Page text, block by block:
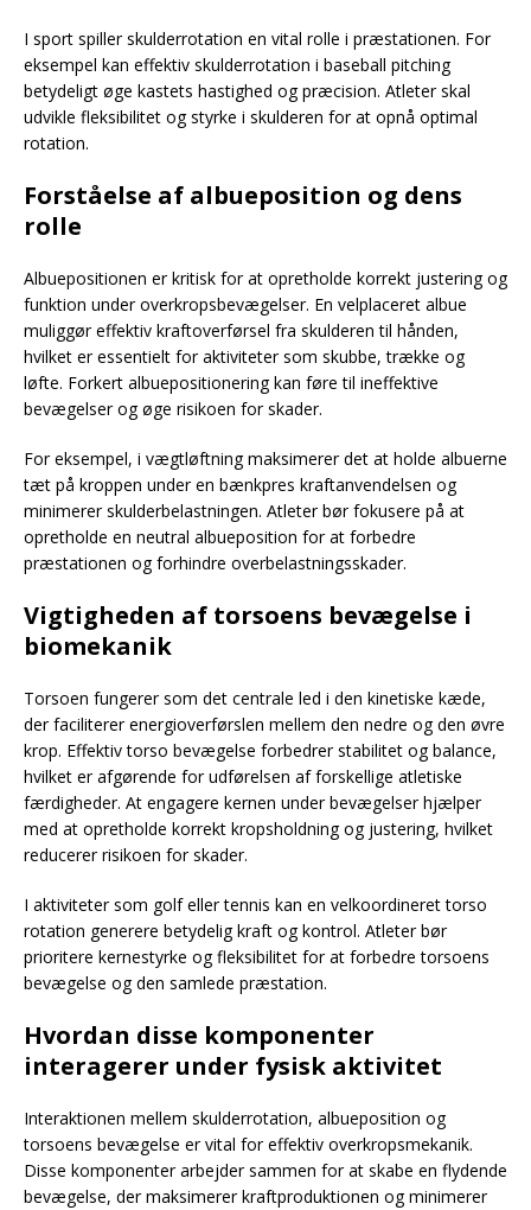
I sport spiller skulderrotation en vital rolle i præstationen. For
eksempel kan effektiv skulderrotation i baseball pitching
betydeligt øge kastets hastighed og præcision. Atleter skal
udvikle fleksibilitet og styrke i skulderen for at opnå optimal
rotation.
Forståelse af albueposition og dens
rolle
Albuepositionen er kritisk for at opretholde korrekt justering og
funktion under overkropsbevægelser. En velplaceret albue
muliggør effektiv kraftoverførsel fra skulderen til hånden,
hvilket er essentielt for aktiviteter som skubbe, trække og
løfte. Forkert albuepositionering kan føre til ineffektive
bevægelser og øge risikoen for skader.
For eksempel, i vægtløftning maksimerer det at holde albuerne
tæt på kroppen under en bænkpres kraftanvendelsen og
minimerer skulderbelastningen. Atleter bør fokusere på at
opretholde en neutral albueposition for at forbedre
præstationen og forhindre overbelastningsskader.
Vigtigheden af torsoens bevægelse i
biomekanik
Torsoen fungerer som det centrale led i den kinetiske kæde,
der faciliterer energioverførslen mellem den nedre og den øvre
krop. Effektiv torso bevægelse forbedrer stabilitet og balance,
hvilket er afgørende for udførelsen af forskellige atletiske
færdigheder. At engagere kernen under bevægelser hjælper
med at opretholde korrekt kropsholdning og justering, hvilket
reducerer risikoen for skader.
I aktiviteter som golf eller tennis kan en velkoordineret torso
rotation generere betydelig kraft og kontrol. Atleter bør
prioritere kernestyrke og fleksibilitet for at forbedre torsoens
bevægelse og den samlede præstation.
Hvordan disse komponenter
interagerer under fysisk aktivitet
Interaktionen mellem skulderrotation, albueposition og
torsoens bevægelse er vital for effektiv overkropsmekanik.
Disse komponenter arbejder sammen for at skabe en flydende
bevægelse, der maksimerer kraftproduktionen og minimerer